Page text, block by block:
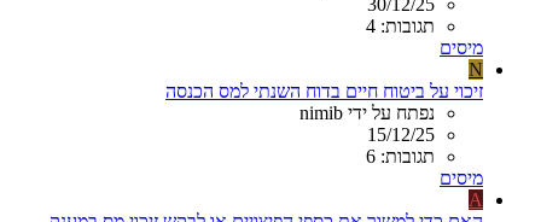
תגובות: 4
מיסים
N
זיכוי על ביטוח חיים בדוח השנתי למס הכנסה
נפתח על ידי nimib
15/12/25
תגובות: 6
מיסים
A